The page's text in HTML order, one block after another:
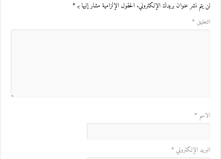
لن يتم نشر عنوان بريدك الإلكتروني. الحقول الإلزامية مشار إليها بـ*
التعليق *
الاسم *
البريد الإلكتروني *